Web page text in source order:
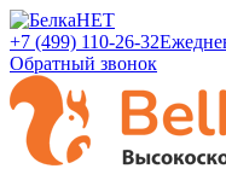
+7 (499) 110-26-32
Обратный звонок